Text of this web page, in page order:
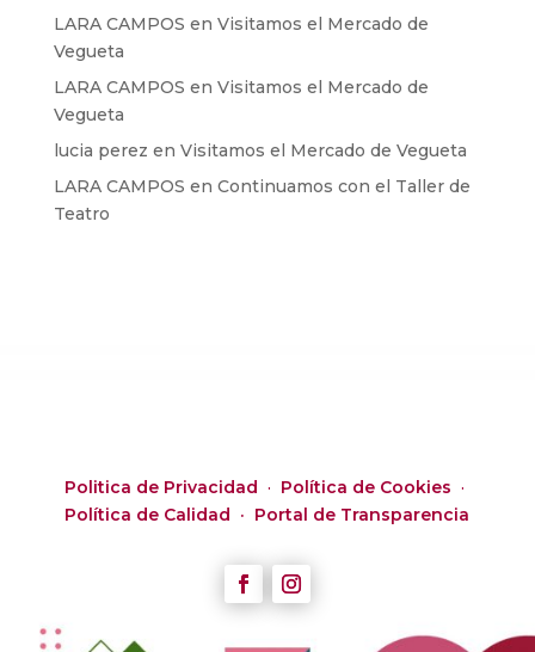
LARA CAMPOS en Visitamos el Mercado de
Vegueta
LARA CAMPOS en Visitamos el Mercado de
Vegueta
lucia perez en Visitamos el Mercado de Vegueta
LARA CAMPOS en Continuamos con el Taller de
Teatro
Politica de Privacidad · Política de Cookies ·
Política de Calidad · Portal de Transparencia